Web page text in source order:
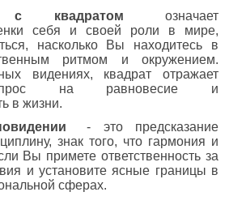
с квадратом
означает
себя и своей роли в мире,
насколько Вы находитесь в
ритмом и окружением.
видениях, квадрат отражает
на равновесие и
в жизни.
- это предсказание
знак того, что гармония и
Вы примете ответственность за
и установите ясные границы в
сферах.